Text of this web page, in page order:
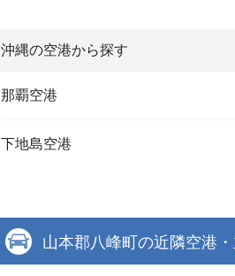
沖縄の空港から探す
那覇空港
下地島空港
山本郡八峰町の近隣空港